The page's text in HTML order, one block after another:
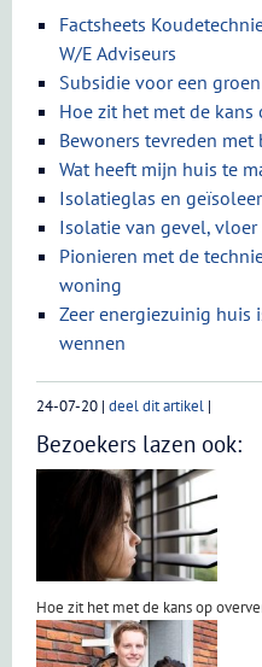
Factsheets
W/E Adviseurs
Subsidie voor een
Hoe zit het met de
Bewoners tevreden
Wat heeft mijn huis te
Isolatieglas en
Isolatie van gevel, vloer
Pionieren met de
woning
Zeer energiezuinig huis
wennen
24-07-20 | deel dit artikel |
Bezoekers lazen ook:
Hoe zit het met de kans op